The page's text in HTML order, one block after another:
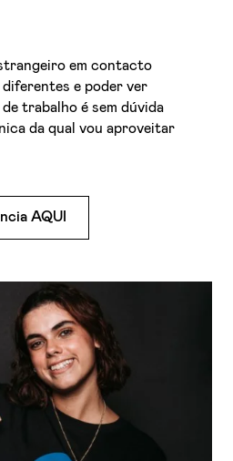
em contacto
diferentes e poder ver
trabalho é sem dúvida
da qual vou aproveitar
AQUI